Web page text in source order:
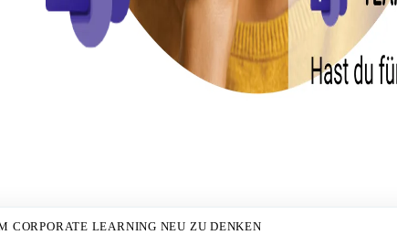
CORPORATE LEARNING NEU ZU DENKEN